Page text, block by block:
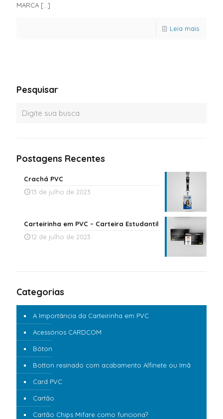
MARCA […]
Leia mais
Pesquisar
Postagens Recentes
Crachá PVC
13 de julho de 2023
Carteirinha em PVC – Carteira Estudantil
12 de julho de 2023
Categorias
A Importância da Carteirinha em PVC
Acessórios CARDCOM
Bóton
Botton resinado com acabamento Alfinete ou Imã
Card PVC
Cartão
Cartão Chips Mifare como funciona?